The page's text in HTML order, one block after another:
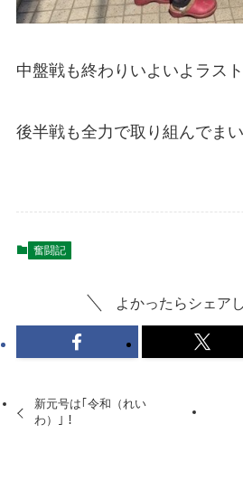
中盤戦も終わりいよいよラス
後半戦も全力で取り組んでまい
奮闘記
よかったらシェア
新元号は｢令和（れい
わ）｣！